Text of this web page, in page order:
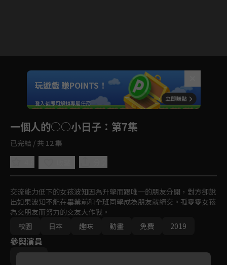
Unmute
如有不便請見諒
玩遊戲 賺POINTS！
登入後即可解鎖專屬任務
一個人的○○小日子 ：第7集
已完結 / 共 12 集
交流能力低下的女孩波知因為升學而跟唯一的朋友分開，對方卻說
出如果波知不能在畢業前和全班同學成為朋友就絕交。孤零零女孩
為交朋友而努力的交友大作戰。
校園
日本 趣味 動畫 免費 2019
參與演員